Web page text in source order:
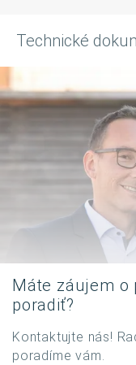
Technické
Máte záujem o
poradiť?
Kontaktujte nás!
poradíme vám.